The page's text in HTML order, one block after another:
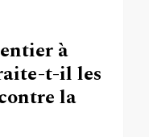
à
t-il les
la